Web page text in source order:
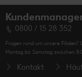
0800 / 15 28 352
Fragen rund um unsere
Montag bis Samstag zwischen
Kontakt